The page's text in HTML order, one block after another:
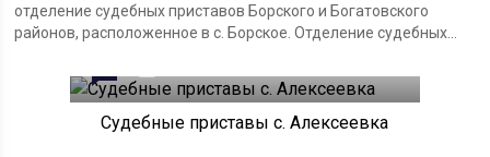
отделение судебных приставов Борского и Богатовского
районов, расположенное в с. Борское. Отделение судебных...
Судебные приставы с. Алексеевка